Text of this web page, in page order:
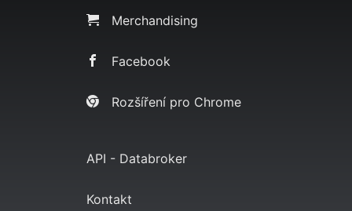
Merchandising
Facebook
Rozšíření pro Chrome
API - Databroker
Kontakt